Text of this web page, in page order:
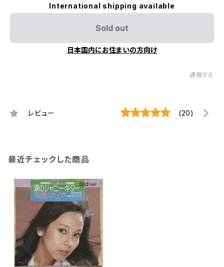
International shipping available
Sold out
日本国内にお住まいの方向け
通報する
レビュー (20)
最近チェックした商品